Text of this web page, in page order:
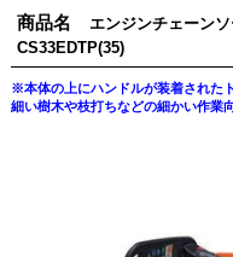
商品名
エンジンチェー
CS33EDTP(35)
※本体の上にハンドルが装着された
細い樹木や枝打ちなどの細かい作業